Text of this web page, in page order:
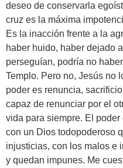
deseo de conservarla
cruz es la máxima
Es la inacción frente a la
haber huido, haber dejado
perseguían, podría no
Templo. Pero no, Jesús no
poder es renuncia,
capaz de renunciar por el
vida para siempre. El
con un Dios todopoderoso
injusticias, con los malos e
y quedan impunes. Me